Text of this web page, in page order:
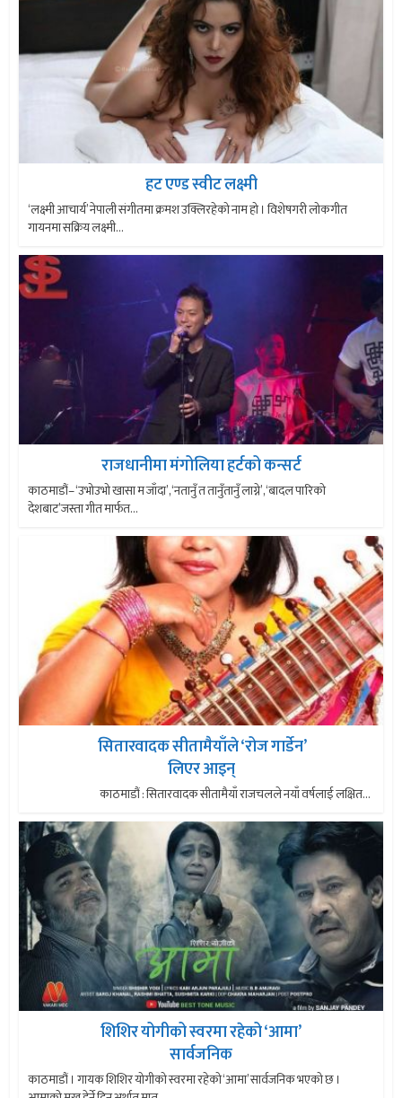
हट एण्ड स्वीट लक्ष्मी
‘लक्ष्मी आचार्य’ नेपाली संगीतमा क्रमश उक्लिरहेको नाम हो । विशेषगरी लोकगीत
गायनमा सक्रिय लक्ष्मी...
राजधानीमा मंगोलिया हर्टको कन्सर्ट
काठमाडौं– ‘उभोउभो खासा म जाँदा’, ‘नतानुँ त तानुँतानुँ लाग्ने’, ‘बादल पारिको
देशबाट’जस्ता गीत मार्फत...
सितारवादक सीतामैयाँले ‘रोज गार्डेन’
लिएर आइन्
काठमाडौं : सितारवादक सीतामैयाँ राजचलले नयाँ वर्षलाई लक्षित...
शिशिर योगीको स्वरमा रहेको ‘आमा’
सार्वजनिक
काठमाडौं । गायक शिशिर योगीको स्वरमा रहेको ‘आमा’ सार्वजनिक भएको छ ।